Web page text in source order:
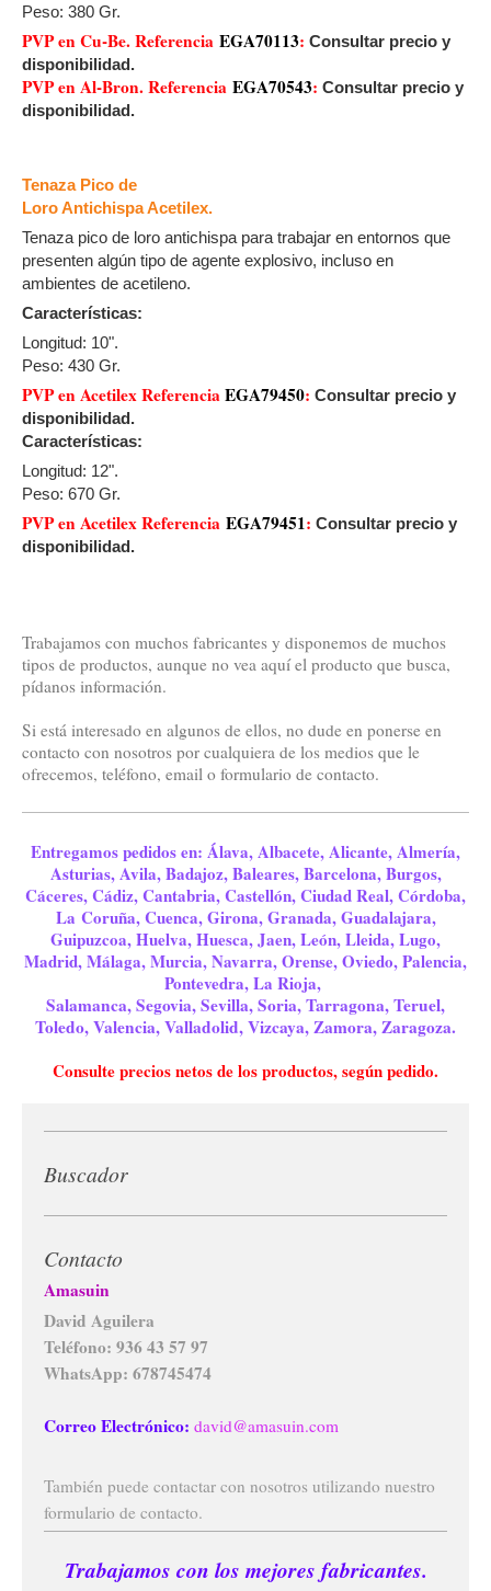
Peso: 380 Gr.
PVP en Cu-Be. Referencia EGA70113: Consultar precio y
disponibilidad.
PVP en Al-Bron. Referencia EGA70543: Consultar precio y
disponibilidad.
Tenaza Pico de
Loro Antichispa Acetilex.
Tenaza pico de loro antichispa para trabajar en entornos que
presenten algún tipo de agente explosivo, incluso en
ambientes de acetileno.
Características:
Longitud: 10".
Peso: 430 Gr.
PVP en Acetilex ReferenciaEGA79450: Consultar precio y
disponibilidad.
Características:
Longitud: 12".
Peso: 670 Gr.
PVP en Acetilex Referencia EGA79451: Consultar precio y
disponibilidad.
Trabajamos con muchos fabricantes y disponemos de muchos
tipos de productos, aunque no vea aquí el producto que busca,
pídanos información.
Si está interesado en algunos de ellos, no dude en ponerse en
contacto con nosotros por cualquiera de los medios que le
ofrecemos, teléfono, email o formulario de contacto.
Entregamos pedidos en: Álava, Albacete, Alicante, Almería,
Asturias, Avila, Badajoz, Baleares, Barcelona, Burgos,
Cáceres, Cádiz, Cantabria, Castellón, Ciudad Real, Córdoba,
La Coruña, Cuenca, Girona, Granada, Guadalajara,
Guipuzcoa, Huelva, Huesca, Jaen, León, Lleida, Lugo,
Madrid, Málaga, Murcia, Navarra, Orense, Oviedo, Palencia,
Pontevedra, La Rioja,
Salamanca, Segovia, Sevilla, Soria, Tarragona, Teruel,
Toledo, Valencia, Valladolid, Vizcaya, Zamora, Zaragoza.
Consulte precios netos de los productos, según pedido.
Buscador
Contacto
Amasuin
David Aguilera
Teléfono: 936 43 57 97
WhatsApp: 678745474
Correo Electrónico: david@amasuin.com
También puede contactar con nosotros utilizando nuestro
formulario de contacto.
Trabajamos con los mejores fabricantes.